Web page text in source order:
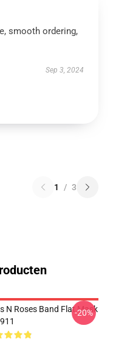
smooth ordering,
Sep 3, 2024
1 / 3
N Roses Band Flat Mask
-20%